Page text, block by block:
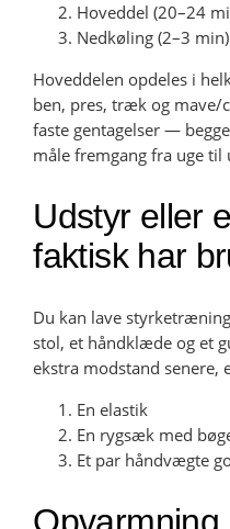
Hoveddel (20–24
Nedkøling (2–3
Hoveddelen opdeles i
ben, pres, træk og mave/
faste gentagelser —
måle fremgang fra uge til
Udstyr eller
faktisk har
Du kan lave
stol, et håndklæde og et
ekstra modstand senere,
En elastik
En rygsæk med
Et par håndvægte